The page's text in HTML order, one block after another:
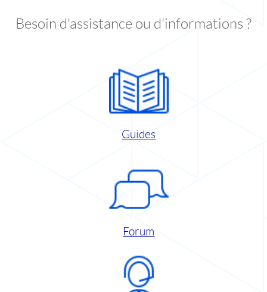
Besoin d'assistance ou d'informations ?
Guides
Forum